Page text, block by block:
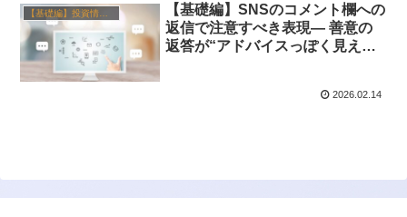
【基礎編】投資情報発信と金融ルール
【基礎編】SNSのコメント欄への
返信で注意すべき表現― 善意の
返答が“アドバイスっぽく見え
2026.02.14